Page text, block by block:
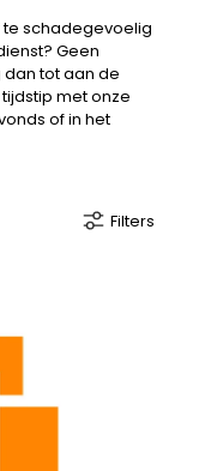
te schadegevoelig
Geen
tot aan de
met onze
of in het
Filters